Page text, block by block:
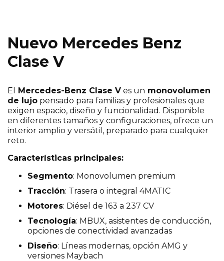
Nuevo Mercedes Benz
Clase V
El Mercedes-Benz Clase V es un monovolumen
de lujo pensado para familias y profesionales que
exigen espacio, diseño y funcionalidad. Disponible
en diferentes tamaños y configuraciones, ofrece un
interior amplio y versátil, preparado para cualquier
reto.
Características principales:
Segmento: Monovolumen premium
Tracción: Trasera o integral 4MATIC
Motores: Diésel de 163 a 237 CV
Tecnología: MBUX, asistentes de conducción,
opciones de conectividad avanzadas
Diseño: Líneas modernas, opción AMG y
versiones Maybach